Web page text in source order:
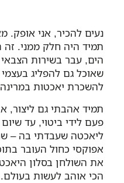
נעים להכיר, אני אופק.
תמיד היה חלק ממני.
הים, עבר בשירות הצבאי
שאוכל גם להפליג
להשכרת יאכטות
תמיד אהבתי גם
פעם לידי ביטוי, עד
ליאכטה שעבדתי בה –
אפוקסי כחול העובר
את השולחן בסלון
הכי אוהב לעשות בעולם.